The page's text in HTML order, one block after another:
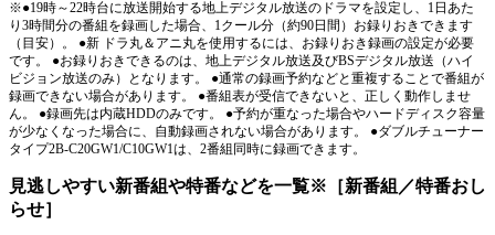
※●19時～22時台に放送開始する地上デジタル放送のドラマを設定し、1日あた
り3時間分の番組を録画した場合、1クール分（約90日間）お録りおきできます
（目安）。 ●新 ドラ丸＆アニ丸を使用するには、お録りおき録画の設定が必要
です。 ●お録りおきできるのは、地上デジタル放送及びBSデジタル放送（ハイ
ビジョン放送のみ）となります。 ●通常の録画予約などと重複することで番組が
録画できない場合があります。 ●番組表が受信できないと、正しく動作しませ
ん。 ●録画先は内蔵HDDのみです。 ●予約が重なった場合やハードディスク容量
が少なくなった場合に、自動録画されない場合があります。 ●ダブルチューナー
タイプ2B-C20GW1/C10GW1は、2番組同時に録画できます。
見逃しやすい新番組や特番などを一覧※［新番組／特番おし
らせ］